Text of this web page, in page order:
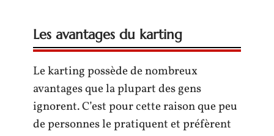
Les avantages du karting
Le karting possède de nombreux
avantages que la plupart des gens
ignorent. C’est pour cette raison que peu
de personnes le pratiquent et préfèrent